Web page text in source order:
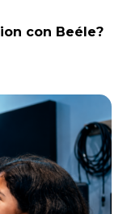
con Beéle?